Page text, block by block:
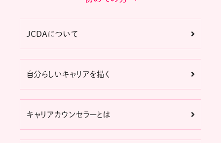
JCDAについて
自分らしいキャリアを描く
キャリアカウンセラーとは